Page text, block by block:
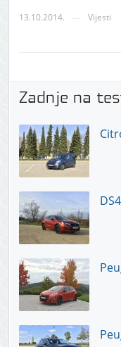
13.10.2014. Vijesti
Zadnje na